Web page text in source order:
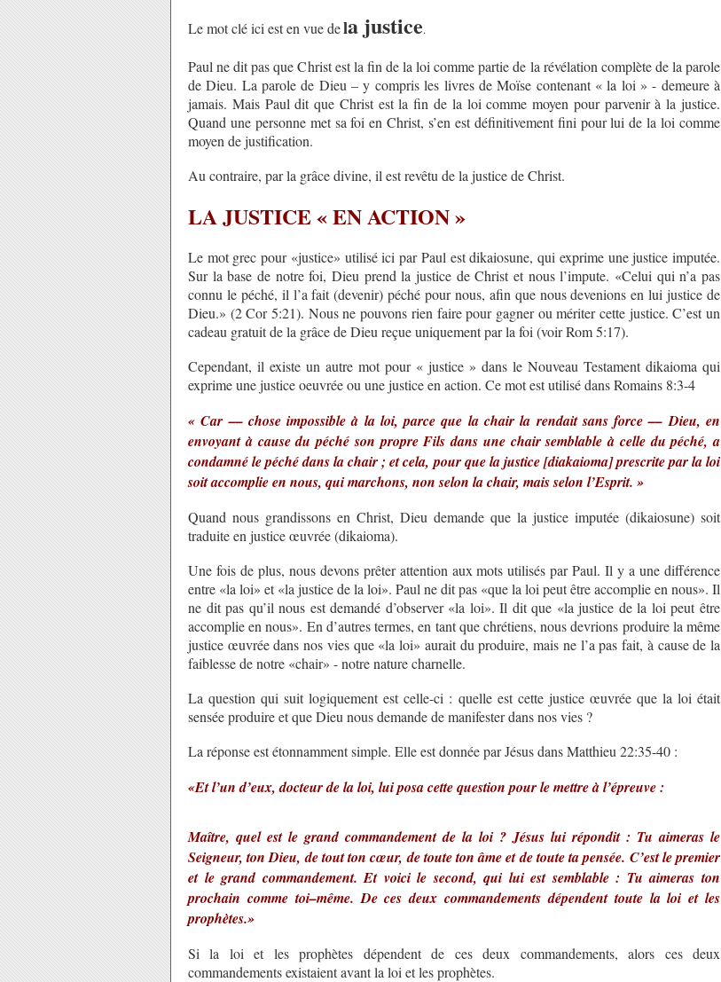
Le mot clé ici est en vue dela justice.
Paul ne dit pas que Christ est la fin de la loi comme partie de la révélation complète de la parole
de Dieu. La parole de Dieu – y compris les livres de Moïse contenant « la loi » - demeure à
jamais. Mais Paul dit que Christ est la fin de la loi comme moyen pour parvenir à la justice.
Quand une personne met sa foi en Christ, s’en est définitivement fini pour lui de la loi comme
moyen de justification.
Au contraire, par la grâce divine, il est revêtu de la justice de Christ.
LA JUSTICE « EN ACTION »
Le mot grec pour «justice» utilisé ici par Paul est dikaiosune, qui exprime une justice imputée.
Sur la base de notre foi, Dieu prend la justice de Christ et nous l’impute. «Celui qui n’a pas
connu le péché, il l’a fait (devenir) péché pour nous, afin que nous devenions en lui justice de
Dieu.» (2 Cor 5:21). Nous ne pouvons rien faire pour gagner ou mériter cette justice. C’est un
cadeau gratuit de la grâce de Dieu reçue uniquement par la foi (voir Rom 5:17).
Cependant, il existe un autre mot pour « justice » dans le Nouveau Testament dikaioma qui
exprime une justice oeuvrée ou une justice en action. Ce mot est utilisé dans Romains 8:3-4
« Car –– chose impossible à la loi, parce que la chair la rendait sans force –– Dieu, en
envoyant à cause du péché son propre Fils dans une chair semblable à celle du péché, a
condamné le péché dans la chair ; et cela, pour que la justice [diakaioma] prescrite par la loi
soit accomplie en nous, qui marchons, non selon la chair, mais selon l’Esprit. »
Quand nous grandissons en Christ, Dieu demande que la justice imputée (dikaiosune) soit
traduite en justice œuvrée (dikaioma).
Une fois de plus, nous devons prêter attention aux mots utilisés par Paul. Il y a une différence
entre «la loi» et «la justice de la loi». Paul ne dit pas «que la loi peut être accomplie en nous». Il
ne dit pas qu’il nous est demandé d’observer «la loi». Il dit que «la justice de la loi peut être
accomplie en nous». En d’autres termes, en tant que chrétiens, nous devrions produire la même
justice œuvrée dans nos vies que «la loi» aurait du produire, mais ne l’a pas fait, à cause de la
faiblesse de notre «chair» - notre nature charnelle.
La question qui suit logiquement est celle-ci : quelle est cette justice œuvrée que la loi était
sensée produire et que Dieu nous demande de manifester dans nos vies ?
La réponse est étonnamment simple. Elle est donnée par Jésus dans Matthieu 22:35-40 :
«Et l’un d’eux, docteur de la loi, lui posa cette question pour le mettre à l’épreuve :
Maître, quel est le grand commandement de la loi ? Jésus lui répondit : Tu aimeras le
Seigneur, ton Dieu, de tout ton cœur, de toute ton âme et de toute ta pensée. C’est le premier
et le grand commandement. Et voici le second, qui lui est semblable : Tu aimeras ton
prochain comme toi–même. De ces deux commandements dépendent toute la loi et les
prophètes.»
Si la loi et les prophètes dépendent de ces deux commandements, alors ces deux
commandements existaient avant la loi et les prophètes.